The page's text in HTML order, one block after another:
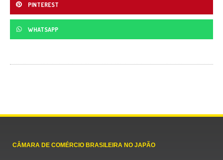
PINTEREST
WHATSAPP
CÂMARA DE COMÉRCIO BRASILEIRA NO JAPÃO